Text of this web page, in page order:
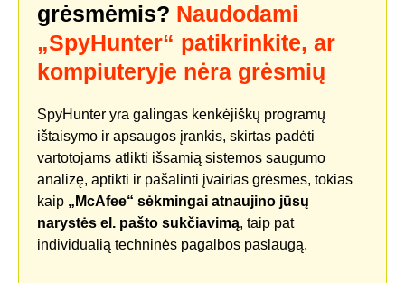
grėsmėmis? Naudodami
„SpyHunter“ patikrinkite, ar
kompiuteryje nėra grėsmių
SpyHunter yra galingas kenkėjiškų programų
ištaisymo ir apsaugos įrankis, skirtas padėti
vartotojams atlikti išsamią sistemos saugumo
analizę, aptikti ir pašalinti įvairias grėsmes, tokias
kaip „McAfee“ sėkmingai atnaujino jūsų
narystės el. pašto sukčiavimą, taip pat
individualią techninės pagalbos paslaugą.